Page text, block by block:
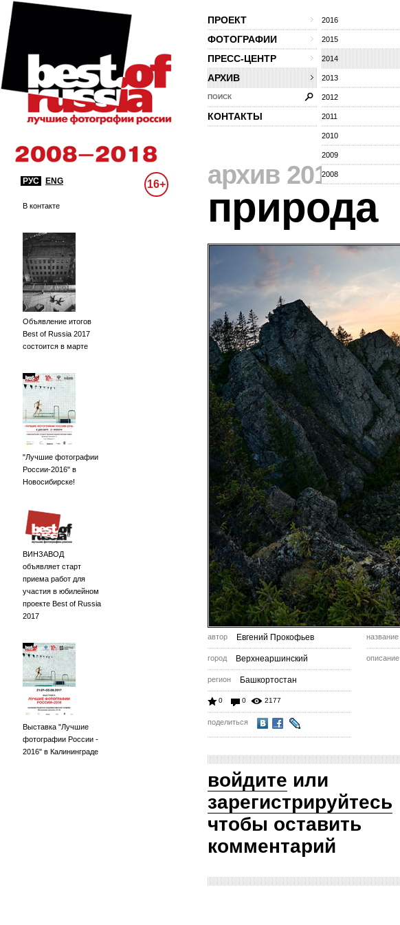
ПРОЕКТ
ФОТОГРАФИИ
ПРЕСС-ЦЕНТР
АРХИВ
2016
2015
2014
2013
2012
2011
2010
2009
2008
ПОИСК
КОНТАКТЫ
РУС ENG 16+
В контакте
Объявление итогов
Best of Russia 2017
состоится в марте
"Лучшие фотографии
России-2016" в
Новосибирске!
ВИНЗАВОД
объявляет старт
приема работ для
участия в юбилейном
проекте Best of Russia
2017
Выставка "Лучшие
фотографии России -
2016" в Калининграде
архив 2014⁄
природа
автор Евгений Прокофьев
город Верхнеаршинский
регион Башкортостан
0 0 2177
поделиться
название
описание
войдите или
зарегистрируйтесь
чтобы оставить
комментарий